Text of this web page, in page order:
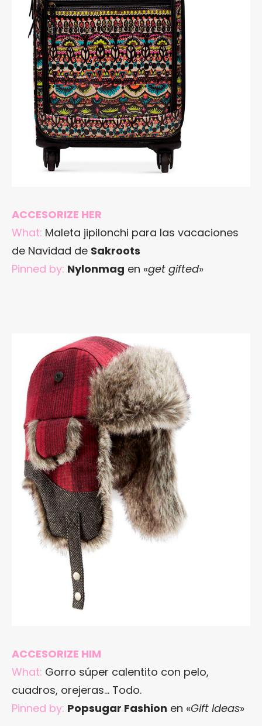
ACCESORIZE HER
What: Maleta jipilonchi para las vacaciones
de Navidad de Sakroots
Pinned by: Nylonmag en «get gifted»
ACCESORIZE HIM
What: Gorro súper calentito con pelo,
cuadros, orejeras… Todo.
Pinned by: Popsugar Fashion en «Gift Ideas»